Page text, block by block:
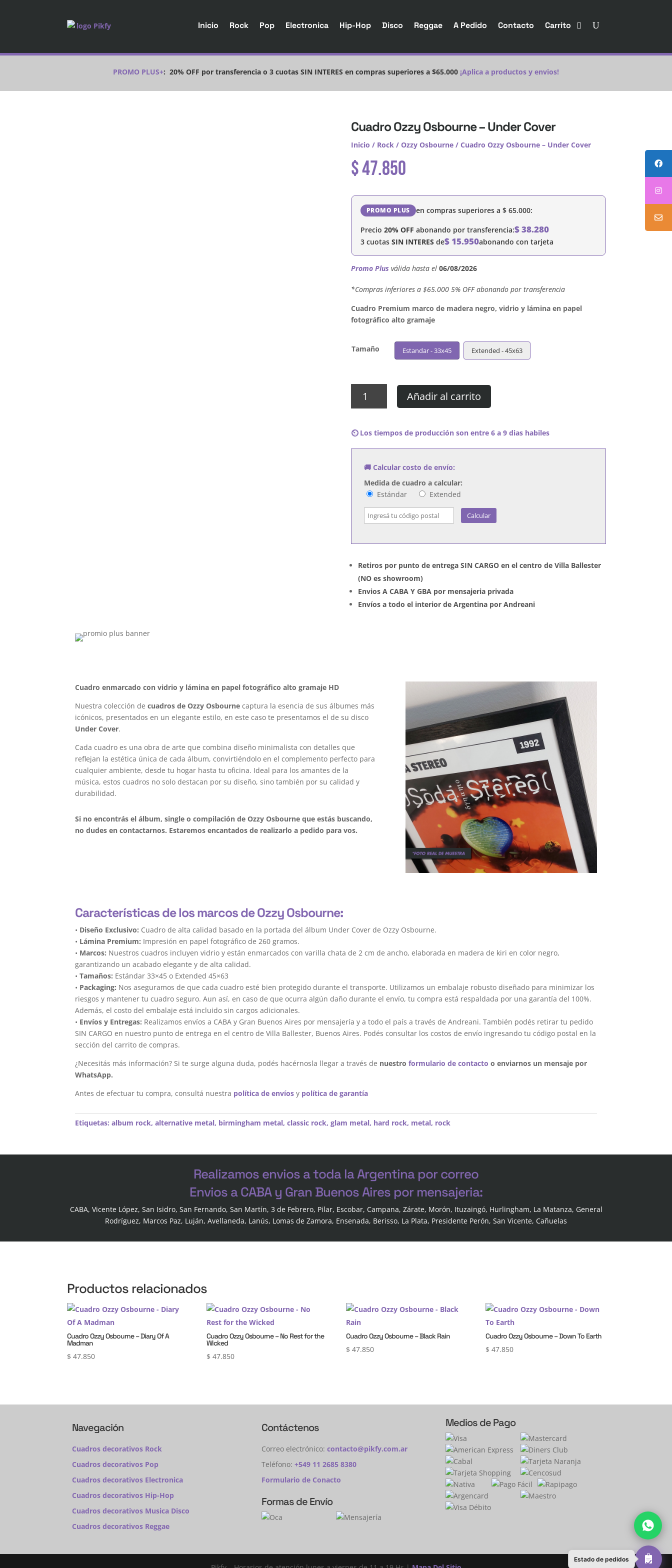
Inicio Rock Pop Electronica Hip-Hop Disco Reggae A Pedido Contacto Carrito
PROMO PLUS+: 20% OFF por transferencia o 3 cuotas SIN INTERES en compras superiores a $65.000 ¡Aplica a productos y envios!
Cuadro Ozzy Osbourne – Under Cover
Inicio / Rock/ Ozzy Osbourne/ Cuadro Ozzy Osbourne – Under Cover
$47.850
PROMO PLUS en compras superiores a $65.000:
Precio 20% OFF abonando por transferencia:$38.280
3 cuotas SIN INTERES de$15.950abonando con tarjeta
Promo Plus válida hasta el 06/08/2026
´*Compras inferiores a $65.000 5% OFF abonando por transferencia
Cuadro Premium marco de madera negro, vidrio y lámina en papel
fotográfico alto gramaje
Tamaño Estandar - 33x45 Extended - 45x63
Ozzy
Under
Cover
Añadir al carrito
⏲️ Los tiempos de producción son entre 6 a 9 dias habiles
🚚 Calcular costo de envío:
Medida de cuadro a calcular:
Estándar
Extended
Calcular
Retiros por punto de entrega SIN CARGO en el centro de Villa Ballester
(NO es showroom)
Envios A CABA Y GBA por mensajeria privada
Envíos a todo el interior de Argentina por Andreani
Cuadro enmarcado con vidrio y lámina en papel fotográfico alto gramaje HD
Nuestra colección decuadros de Ozzy Osbourne captura la esencia de sus álbumes más
icónicos, presentados en un elegante estilo, en este caso te presentamos el de su disco
Under Cover.
Cada cuadro es una obra de arte que combina diseño minimalista con detalles que
reflejan la estética única de cada álbum, convirtiéndolo en el complemento perfecto para
cualquier ambiente, desde tu hogar hasta tu oficina. Ideal para los amantes de la
música, estos cuadros no solo destacan por su diseño, sino también por su calidad y
durabilidad.
Si no encontrás el álbum, single o compilación de Ozzy Osbourne que estás buscando,
no dudes en contactarnos. Estaremos encantados de realizarlo a pedido para vos.
Características de los marcos de Ozzy Osbourne:
• Diseño Exclusivo: Cuadro de alta calidad basado en la portada del álbum Under Cover de Ozzy Osbourne.
• Lámina Premium: Impresión en papel fotográfico de 260 gramos.
• Marcos: Nuestros cuadros incluyen vidrio y están enmarcados con varilla chata de 2 cm de ancho, elaborada en madera de kiri en color negro,
garantizando un acabado elegante y de alta calidad.
•Tamaños: Estándar 33×45 o Extended 45×63
• Packaging: Nos aseguramos de que cada cuadro esté bien protegido durante el transporte. Utilizamos un embalaje robusto diseñado para minimizar los
riesgos y mantener tu cuadro seguro. Aun así, en caso de que ocurra algún daño durante el envío, tu compra está respaldada por una garantía del 100%.
Además, el costo del embalaje está incluido sin cargos adicionales.
• Envíos y Entregas: Realizamos envíos a CABA y Gran Buenos Aires por mensajería y a todo el país a través de Andreani. También podés retirar tu pedido
SIN CARGO en nuestro punto de entrega en el centro de Villa Ballester, Buenos Aires. Podés consultar los costos de envío ingresando tu código postal en la
sección del carrito de compras.
¿Necesitás más información? Si te surge alguna duda, podés hacérnosla llegar a través de nuestroformulario de contacto o enviarnos un mensaje por
WhatsApp.
Antes de efectuar tu compra, consultá nuestra política de envíos y política de garantía
Etiquetas:album rock,alternative metal, birmingham metal,classic rock,glam metal, hard rock, metal, rock
Realizamos envios a toda la Argentina por correo
Envios a CABA y Gran Buenos Aires por mensajeria:
CABA, Vicente López, San Isidro, San Fernando, San Martín, 3 de Febrero, Pilar, Escobar, Campana, Zárate, Morón, Ituzaingó, Hurlingham, La Matanza, General
Rodríguez, Marcos Paz, Luján, Avellaneda, Lanús, Lomas de Zamora, Ensenada, Berisso, La Plata, Presidente Perón, San Vicente, Cañuelas
Productos relacionados
Cuadro Ozzy Osbourne – Diary Of A
Madman
$ 47.850
Cuadro Ozzy Osbourne – No Rest for the
Wicked
$ 47.850
Cuadro Ozzy Osbourne – Black Rain
$ 47.850
Cuadro Ozzy Osbourne – Down To Earth
$ 47.850
Navegación
Cuadros decorativos Rock
Cuadros decorativos Pop
Cuadros decorativos Electronica
Cuadros decorativos Hip-Hop
Cuadros decorativos Musica Disco
Cuadros decorativos Reggae
Contáctenos
Correo electrónico: contacto@pikfy.com.ar
Teléfono: +549 11 2685 8380
Formulario de Conacto
Formas de Envío
Medios de Pago
Estado de pedidos